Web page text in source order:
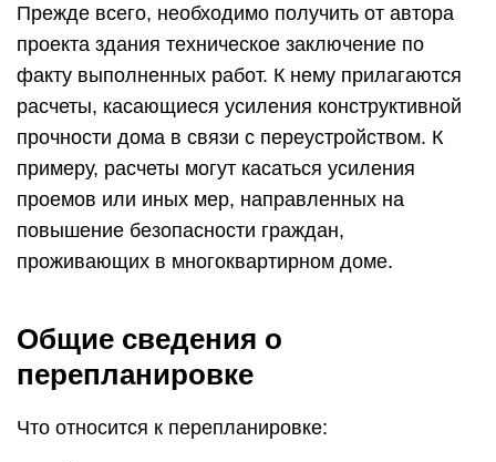
Прежде всего, необходимо получить от автора
проекта здания техническое заключение по
факту выполненных работ. К нему прилагаются
расчеты, касающиеся усиления конструктивной
прочности дома в связи с переустройством. К
примеру, расчеты могут касаться усиления
проемов или иных мер, направленных на
повышение безопасности граждан,
проживающих в многоквартирном доме.
Общие сведения о
перепланировке
Что относится к перепланировке: